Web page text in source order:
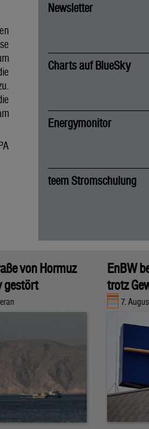
Newsletter
Charts auf BlueSky
Energymonitor
teem Stromschulung
von Hormuz
gestört
EnBW
trotz
7.